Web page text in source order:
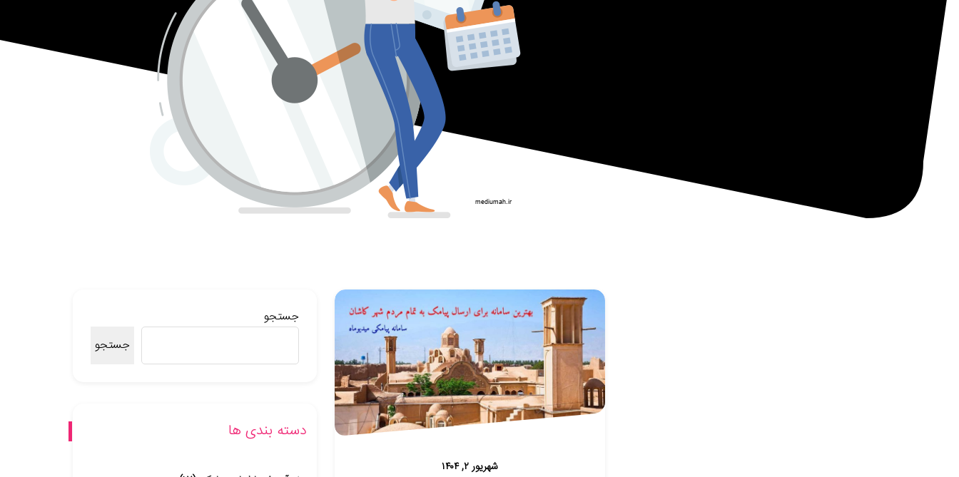
شهریور ۲, ۱۴۰۴
جستجو
جستجو
دسته بندی ها